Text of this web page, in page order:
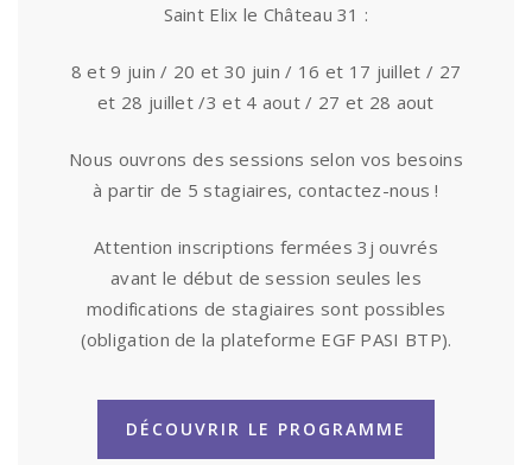
Saint Elix le Château 31 :
8 et 9 juin / 20 et 30 juin / 16 et 17 juillet / 27
et 28 juillet /3 et 4 aout / 27 et 28 aout
Nous ouvrons des sessions selon vos besoins
à partir de 5 stagiaires, contactez-nous !
Attention inscriptions fermées 3j ouvrés
avant le début de session seules les
modifications de stagiaires sont possibles
(obligation de la plateforme EGF PASI BTP).
DÉCOUVRIR LE PROGRAMME